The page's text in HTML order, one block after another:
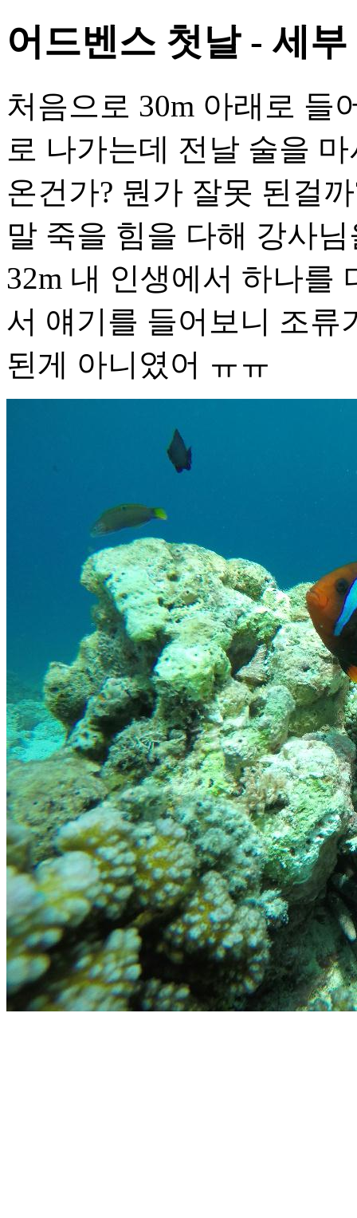
어드벤스 첫날 - 세
처음으로 30m 아래로 들
로 나가는데 전날 술을
온건가? 뭔가 잘못 된걸
말 죽을 힘을 다해 강사
32m 내 인생에서 하나를
서 얘기를 들어보니 조류
된게 아니였어 ㅠㅠ